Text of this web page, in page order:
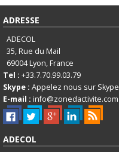
ADRESSE
ADECOL
35, Rue du Mail
69004Lyon, France
Tel : +33.7.70.99.03.79
Skype : Appelez nous sur Skype
E-mail : info@zonedactivite.com
ADECOL